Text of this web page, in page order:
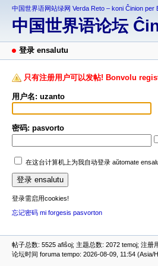
中国世界语网站绿网 Verda Reto – koni Ĉinion per
中国世界语论坛
登录 ensalutu
只有注册用户可以发帖! Bonvolu
用户名: uzanto
密码: pasvorto
在这台计算机上为我自动登录 aŭtomate
登录需启用cookies!
忘记密码 mi forgesis pasvorton
帖子总数: 5525 afiŝoj; 主题总数: 2072 temoj; 注
论坛时间 foruma tempo: 2026-08-09, 11:54 (Asia/